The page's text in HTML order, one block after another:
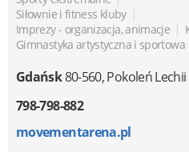
Siłownie i fitness kluby |
Imprezy - organizacja, animacje |
Gimnastyka artystyczna i sportowa
Gdańsk80-560,Pokoleń Lechii
798-798-882
movementarena.pl